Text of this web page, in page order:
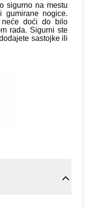
sigurno na mestu
gumirane nogice.
neće doći do bilo
rada. Sigurni ste
sastojke ili